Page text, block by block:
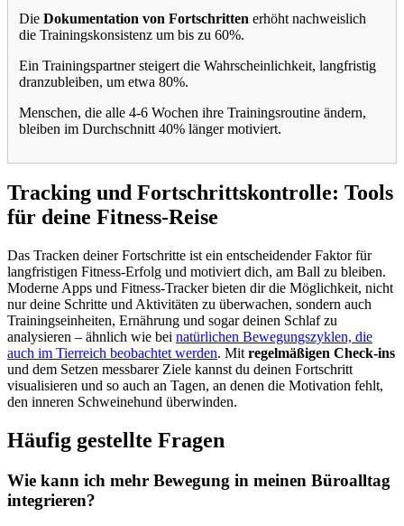
Die Dokumentation von Fortschritten erhöht nachweislich
die Trainingskonsistenz um bis zu 60%.
Ein Trainingspartner steigert die Wahrscheinlichkeit, langfristig
dranzubleiben, um etwa 80%.
Menschen, die alle 4-6 Wochen ihre Trainingsroutine ändern,
bleiben im Durchschnitt 40% länger motiviert.
Tracking und Fortschrittskontrolle: Tools
für deine Fitness-Reise
Das Tracken deiner Fortschritte ist ein entscheidender Faktor für
langfristigen Fitness-Erfolg und motiviert dich, am Ball zu bleiben.
Moderne Apps und Fitness-Tracker bieten dir die Möglichkeit, nicht
nur deine Schritte und Aktivitäten zu überwachen, sondern auch
Trainingseinheiten, Ernährung und sogar deinen Schlaf zu
analysieren – ähnlich wie bei natürlichen Bewegungszyklen, die
auch im Tierreich beobachtet werden. Mit regelmäßigen Check-ins
und dem Setzen messbarer Ziele kannst du deinen Fortschritt
visualisieren und so auch an Tagen, an denen die Motivation fehlt,
den inneren Schweinehund überwinden.
Häufig gestellte Fragen
Wie kann ich mehr Bewegung in meinen Büroalltag
integrieren?